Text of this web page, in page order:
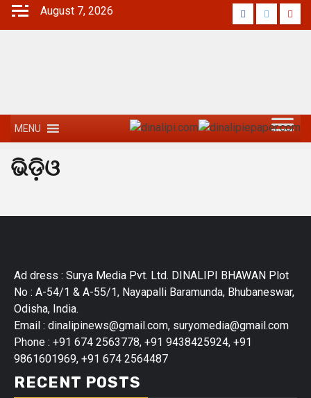
August 7, 2026
MENU
ଭିଡ଼ିଓ
Ad dress : Surya Media Pvt. Ltd. DINALIPI BHAWAN Plot
No : A-54/1 & A-55/1, Nayapalli Baramunda, Bhubaneswar,
Odisha, India.
Email : dinalipinews@gmail.com, suryomedia@gmail.com
Phone : +91 674 2563778, +91 9438425924, +91
9861601969, +91 674 2564487
RECENT POSTS